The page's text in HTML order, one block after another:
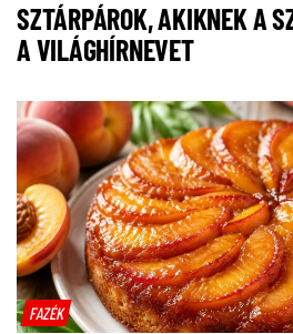
SZTÁRPÁROK, AKIKNEK A
A VILÁGHÍRNEVET
FAZÉK